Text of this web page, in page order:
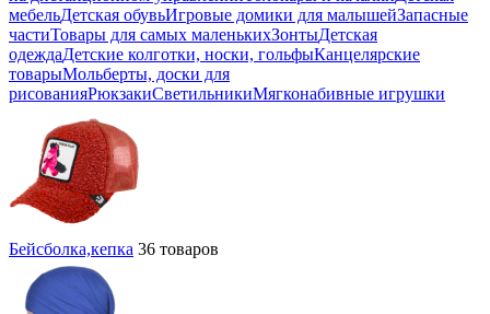
мебельДетская обувьИгровые домики для малышейЗапасные
частиТовары для самых маленькихЗонтыДетская
одеждаДетские колготки, носки, гольфыКанцелярские
товарыМольберты, доски для
рисованияРюкзакиСветильникиМягконабивные игрушки
Бейсболка,кепка 36 товаров